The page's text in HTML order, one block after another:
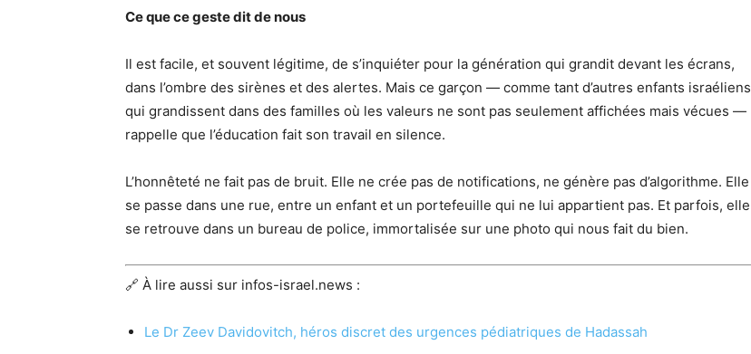
Ce que ce geste dit de nous
Il est facile, et souvent légitime, de s’inquiéter pour la génération qui grandit devant les écrans,
dans l’ombre des sirènes et des alertes. Mais ce garçon — comme tant d’autres enfants israéliens
qui grandissent dans des familles où les valeurs ne sont pas seulement affichées mais vécues —
rappelle que l’éducation fait son travail en silence.
L’honnêteté ne fait pas de bruit. Elle ne crée pas de notifications, ne génère pas d’algorithme. Elle
se passe dans une rue, entre un enfant et un portefeuille qui ne lui appartient pas. Et parfois, elle
se retrouve dans un bureau de police, immortalisée sur une photo qui nous fait du bien.
🔗 À lire aussi sur infos-israel.news :
Le Dr Zeev Davidovitch, héros discret des urgences pédiatriques de Hadassah